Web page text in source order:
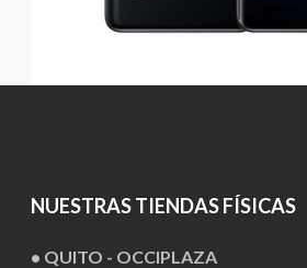
NUESTRAS TIENDAS FÍSICAS
• QUITO - OCCIPLAZA